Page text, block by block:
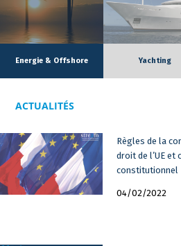
Peter assiste et représente les clients
litiges liés à la construction navale,
de marchandises et autres fortunes
Energie & Offshore Yachting
ACTUALITÉS
Règles de la
droit de l’UE et
constitutionnel
04/02/2022